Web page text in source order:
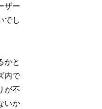
ザー
でし
かと
内で
が不
いか